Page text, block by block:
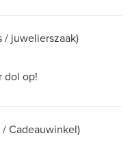
/ juwelierszaak)
dol op!
Cadeauwinkel)